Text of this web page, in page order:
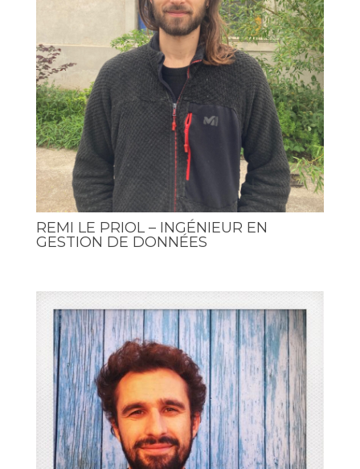
REMI LE PRIOL – INGÉNIEUR EN
GESTION DE DONNÉES